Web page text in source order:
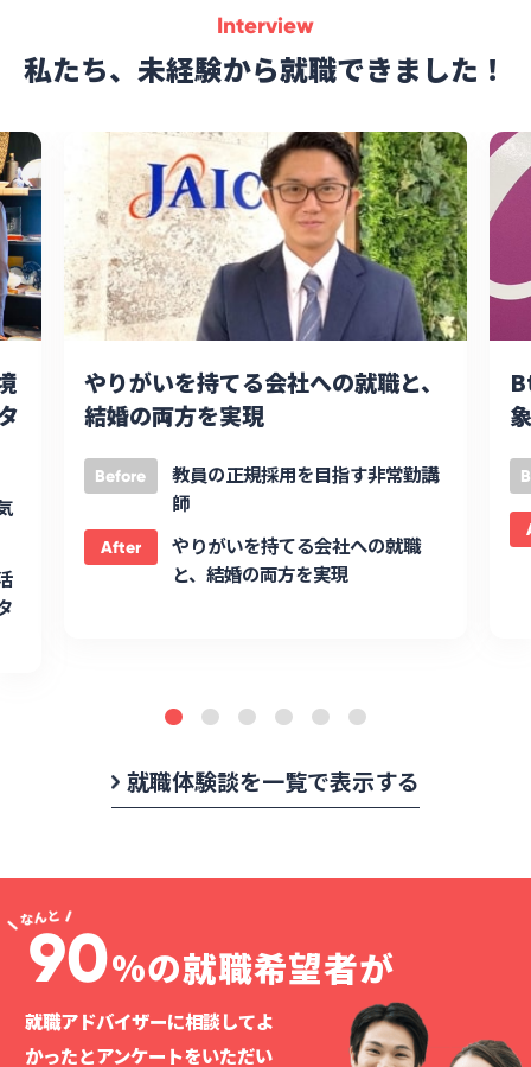
Interview
私たち、未経験から就職できました！
やりがいを持てる会社への就職と、
結婚の両方を実現
Before
教員の正規採用を目指す非常勤講
師
After
やりがいを持てる会社への就職
と、結婚の両方を実現
就職体験談を一覧で表示する
90%の就職希望者が
就職アドバイザーに相談してよ
かったとアンケートをいただい